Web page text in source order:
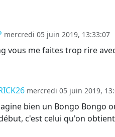
mercredi 05 juin 2019, 13:33:07
vous me faites trop rire
mercredi 05 juin 2019,
bien un Bongo Bongo
c'est celui qu'on